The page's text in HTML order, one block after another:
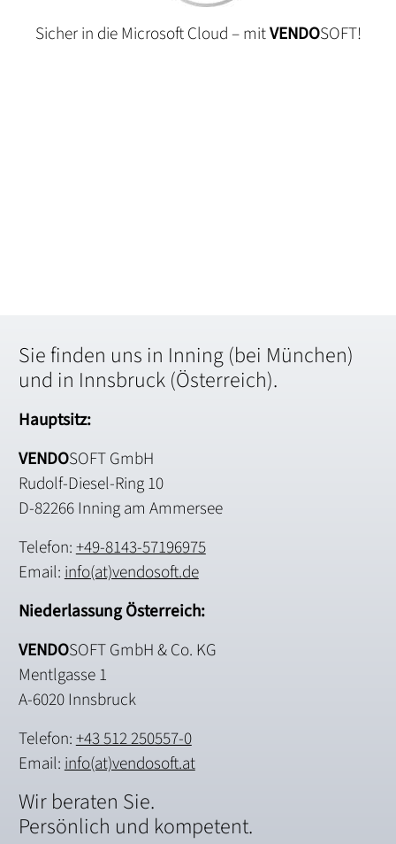
Sicher in die Microsoft Cloud – mitVENDOSOFT!
Sie finden uns in Inning (bei München)
und in Innsbruck (Österreich).
Hauptsitz:
VENDOSOFT GmbH
Rudolf-Diesel-Ring 10
D-82266 Inning am Ammersee
Telefon:+49-8143-57196975
Email: info(at)vendosoft.de
Niederlassung Österreich:
VENDOSOFT GmbH & Co. KG
Mentlgasse 1
A-6020 Innsbruck
Telefon:+43 512 250557-0
Email: info(at)vendosoft.at
Wir beraten Sie.
Persönlich und kompetent.